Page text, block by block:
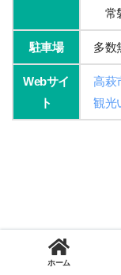
常
駐車場 多数
Webサイ
ト
高萩
観光
ホーム